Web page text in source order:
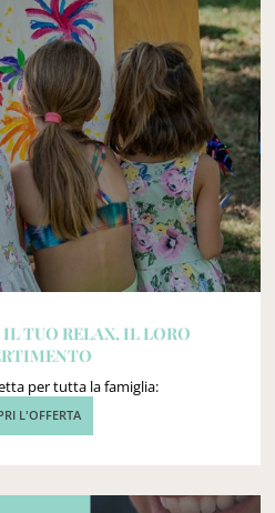
TUO RELAX, IL LORO
per tutta la famiglia:
L'OFFERTA